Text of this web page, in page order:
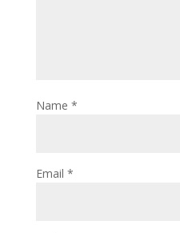
Name *
Email *